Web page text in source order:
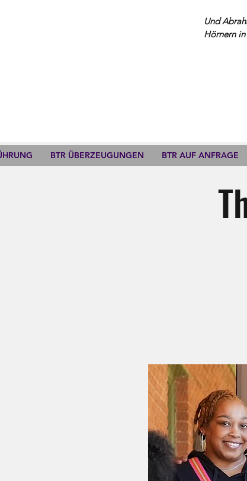
Und
Hörnern
BTR ÜBERZEUGUNGEN BTR AUF ANFRAGE